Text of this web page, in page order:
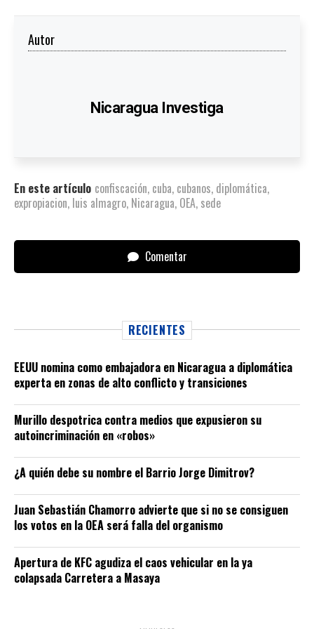
Autor
Nicaragua Investiga
En este artículo confiscación, cuba, cubanos, diplomática,
expropiacion, luis almagro, Nicaragua, OEA, sede
Comentar
RECIENTES
EEUU nomina como embajadora en Nicaragua a diplomática
experta en zonas de alto conflicto y transiciones
Murillo despotrica contra medios que expusieron su
autoincriminación en «robos»
¿A quién debe su nombre el Barrio Jorge Dimitrov?
Juan Sebastián Chamorro advierte que si no se consiguen
los votos en la OEA será falla del organismo
Apertura de KFC agudiza el caos vehicular en la ya
colapsada Carretera a Masaya